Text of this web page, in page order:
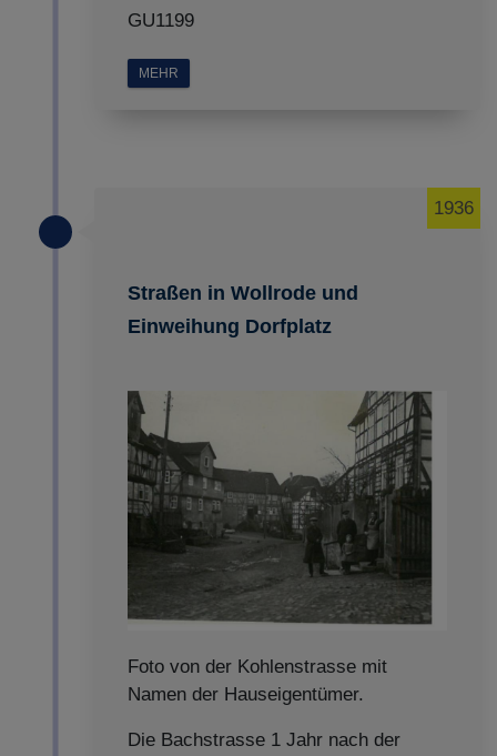
GU1199
MEHR
Straßen in Wollrode und
Einweihung Dorfplatz
1936
Foto von der Kohlenstrasse mit
Namen der Hauseigentümer.
Die Bachstrasse 1 Jahr nach der